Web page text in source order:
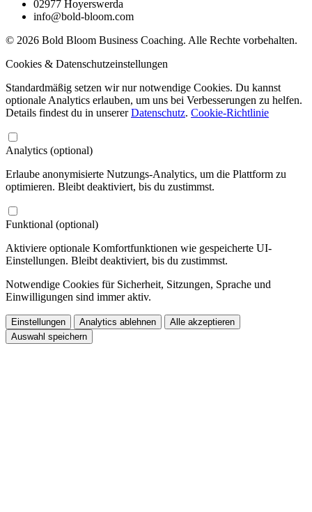
02977 Hoyerswerda
info@bold-bloom.com
© 2026 Bold Bloom Business Coaching. Alle Rechte vorbehalten.
Cookies & Datenschutzeinstellungen
Standardmäßig setzen wir nur notwendige Cookies. Du kannst
optionale Analytics erlauben, um uns bei Verbesserungen zu helfen.
Details findest du in unsererDatenschutz. Cookie-Richtlinie
Analytics (optional)
Erlaube anonymisierte Nutzungs-Analytics, um die Plattform zu
optimieren. Bleibt deaktiviert, bis du zustimmst.
Funktional (optional)
Aktiviere optionale Komfortfunktionen wie gespeicherte UI-
Einstellungen. Bleibt deaktiviert, bis du zustimmst.
Notwendige Cookies für Sicherheit, Sitzungen, Sprache und
Einwilligungen sind immer aktiv.
Einstellungen Analytics ablehnen
Alle akzeptieren
Auswahl speichern